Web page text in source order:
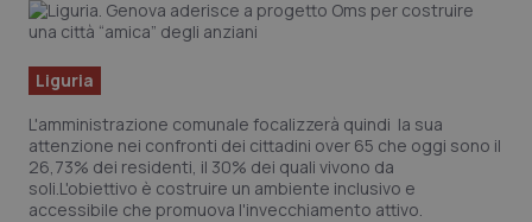
Liguria
L'amministrazione comunale focalizzerà quindi la sua
attenzione nei confronti dei cittadini over 65 che oggi sono il
26,73% dei residenti, il 30% dei quali vivono da
soli.L'obiettivo è costruire un ambiente inclusivo e
accessibile che promuova l'invecchiamento attivo.
PHPSESSID
PHP.net
www.quotidianosanita.it